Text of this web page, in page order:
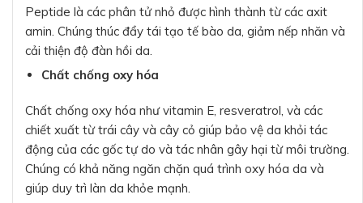
Peptide là các phân tử nhỏ được hình thành từ các axit
amin. Chúng thúc đẩy tái tạo tế bào da, giảm nếp nhăn và
cải thiện độ đàn hồi da.
Chất chống oxy hóa
Chất chống oxy hóa như vitamin E, resveratrol, và các
chiết xuất từ trái cây và cây cỏ giúp bảo vệ da khỏi tác
động của các gốc tự do và tác nhân gây hại từ môi trường.
Chúng có khả năng ngăn chặn quá trình oxy hóa da và
giúp duy trì làn da khỏe mạnh.